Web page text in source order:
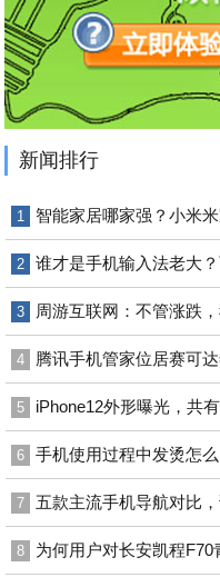
新闻排行
1 智能家居哪家强？小米米
2 谁才是手机输入法老大
3 周游互联网：不管涨跌
4 腾讯手机管家位居赛可
5 iPhone12外形曝光，共
6 手机使用过程中发烫怎
7 五款主流手机导航对比，
8 为何用户对长安凯程F70